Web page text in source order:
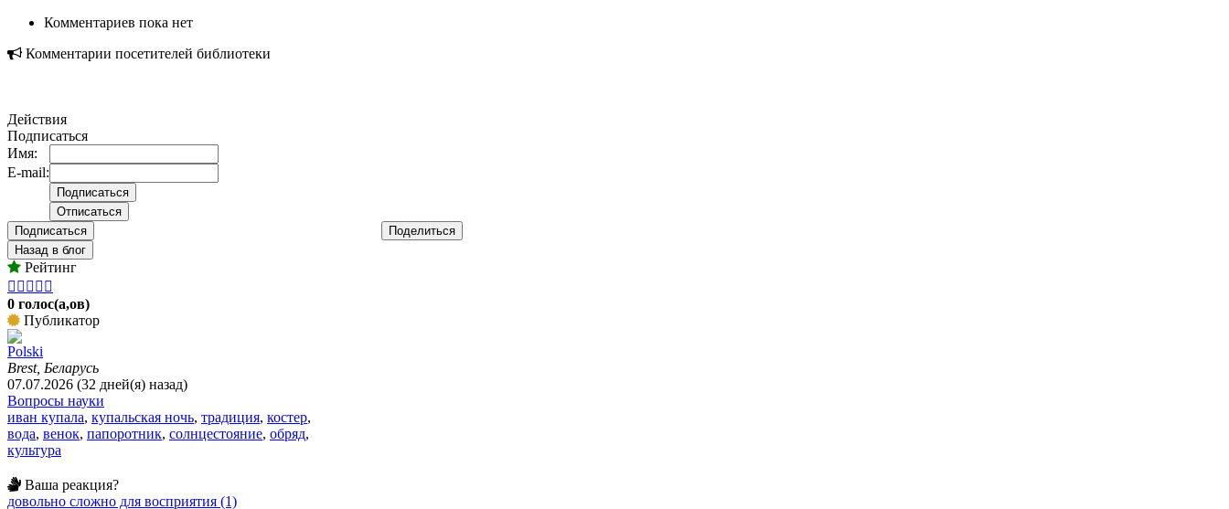
Комментариев пока нет
Комментарии посетителей библиотеки
Действия
Подписаться
Имя:
E-mail:
Подписаться
Поделиться
Назад в блог
Рейтинг
    
0 голос(а,ов)
Публикатор
Polski
Brest, Беларусь
07.07.2026 (32 дней(я) назад)
Вопросы науки
иван купала, купальская ночь, традиция, костер,
вода, венок, папоротник, солнцестояние, обряд,
культура
Ваша реакция?
довольно сложно для восприятия (1)